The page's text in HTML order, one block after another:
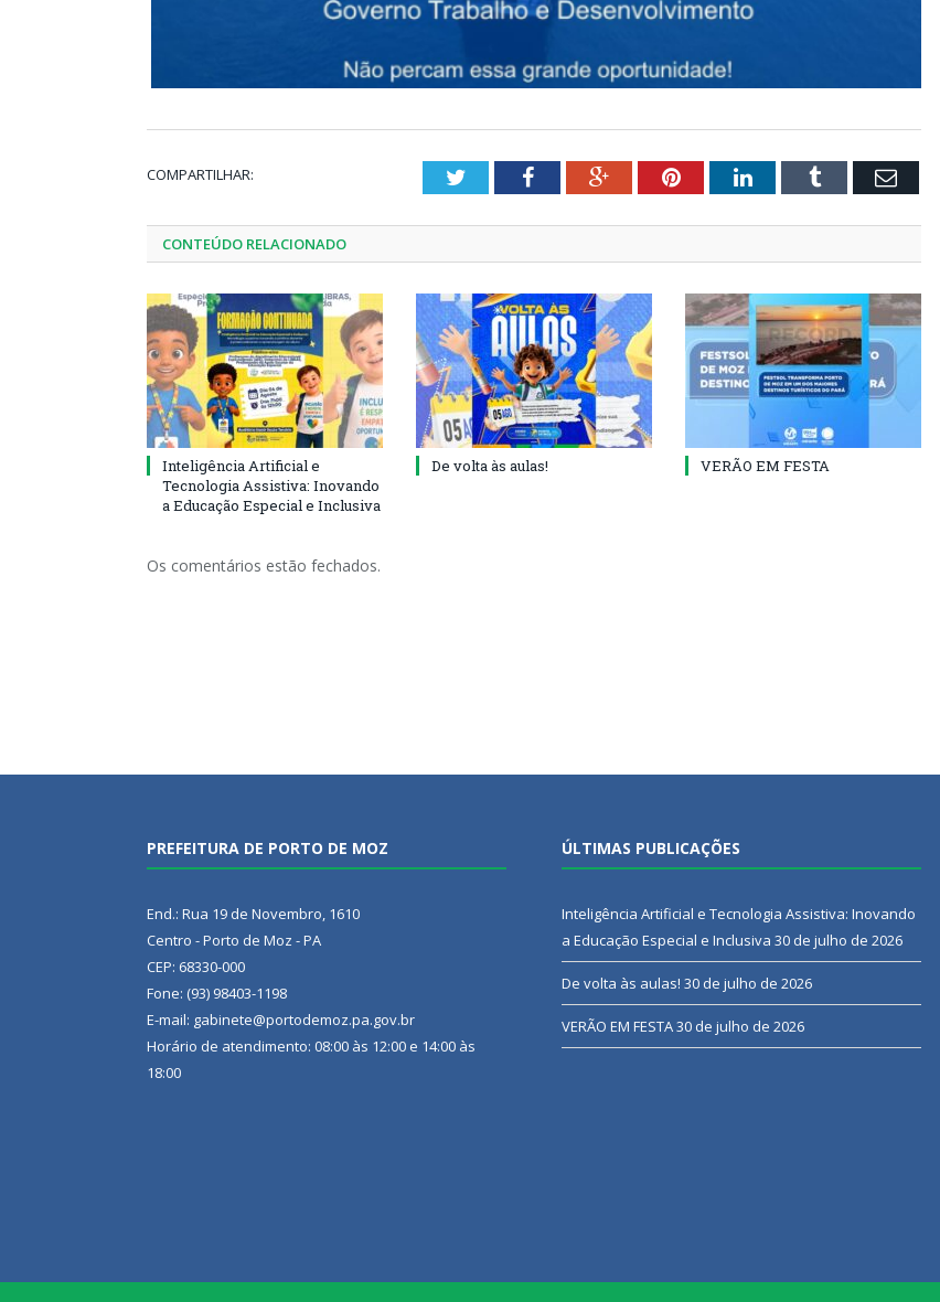
COMPARTILHAR: TwitterFacebookGoogle+PinterestLinkedInTumblr Email
CONTEÚDO RELACIONADO
Inteligência Artificial e
Tecnologia Assistiva: Inovando
a Educação Especial e Inclusiva
De volta às aulas! VERÃO EM FESTA
Os comentários estão fechados.
PREFEITURA DE PORTO DE MOZ
End.: Rua 19 de Novembro, 1610
Centro - Porto de Moz - PA
CEP: 68330-000
Fone: (93) 98403-1198
E-mail: gabinete@portodemoz.pa.gov.br
Horário de atendimento: 08:00 às 12:00 e 14:00 às
18:00
ÚLTIMAS PUBLICAÇÕES
Inteligência Artificial e Tecnologia Assistiva: Inovando
a Educação Especial e Inclusiva 30 de julho de 2026
De volta às aulas! 30 de julho de 2026
VERÃO EM FESTA30 de julho de 2026